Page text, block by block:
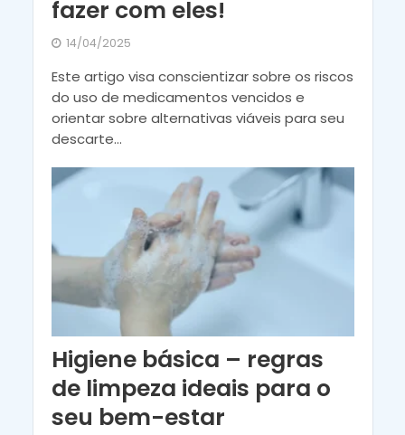
fazer com eles!
14/04/2025
Este artigo visa conscientizar sobre os riscos
do uso de medicamentos vencidos e
orientar sobre alternativas viáveis para seu
descarte...
Higiene básica – regras
de limpeza ideais para o
seu bem-estar